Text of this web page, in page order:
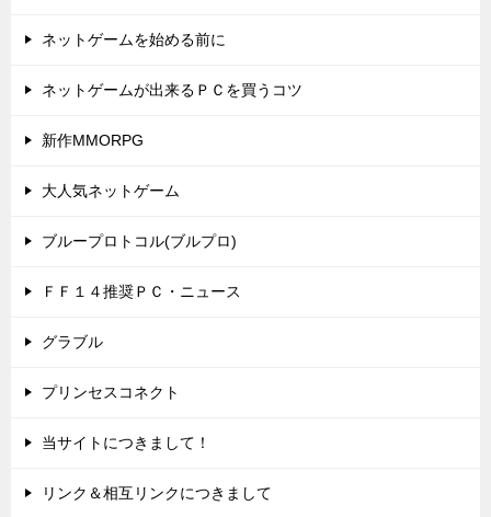
ネットゲームを始める前に
ネットゲームが出来るＰＣを買うコツ
新作MMORPG
大人気ネットゲーム
ブループロトコル(ブルプロ)
ＦＦ１４推奨ＰＣ・ニュース
グラブル
プリンセスコネクト
当サイトにつきまして！
リンク＆相互リンクにつきまして